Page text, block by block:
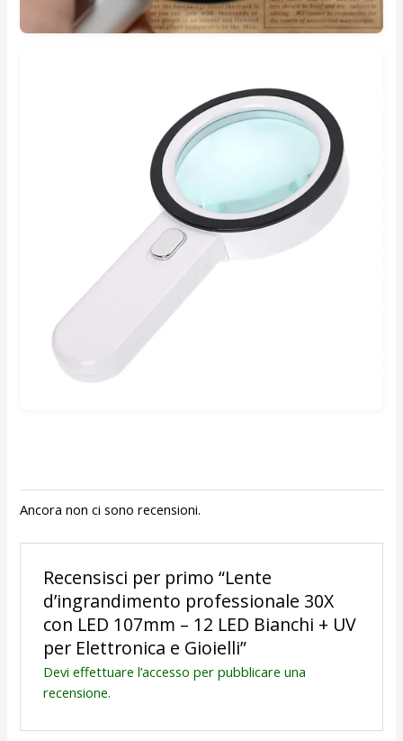
Ancora non ci sono recensioni.
Recensisci per primo “Lente
d’ingrandimento professionale 30X
con LED 107mm – 12 LED Bianchi + UV
per Elettronica e Gioielli”
Devi effettuare l’accesso per pubblicare una
recensione.